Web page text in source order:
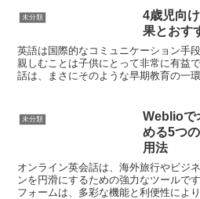
未分類
4歳児向
果とおす
英語は国際的なコミュニケーション手
親しむことは子供にとって非常に有益
話は、まさにそのような早期教育の一
未分類
Weblioで
める5つ
用法
オンライン英会話は、海外旅行やビジ
ンを円滑にするための強力なツールで
フォームは、多彩な機能と利便性によ